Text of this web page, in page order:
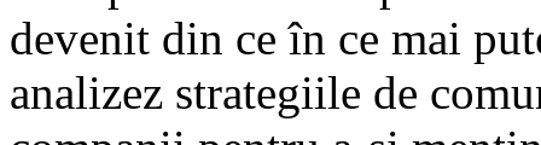
devenit din ce în ce mai
analizez strategiile de